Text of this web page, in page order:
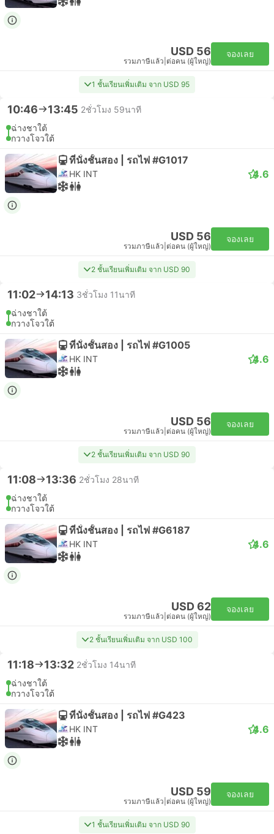
USD 56
รวมภาษีแล้ว ต่อคน (ผู้ใหญ่)
จองเลย
1 ชั้นเรียนเพิ่มเติม จาก USD 95
10:46 13:45 2ชั่วโมง 59นาที
ฉ่างชาใต้
กวางโจวใต้
ที่นั่งชั้นสอง | รถไฟ #G1017
HK INT 4.6
USD 56
รวมภาษีแล้ว ต่อคน (ผู้ใหญ่)
จองเลย
2 ชั้นเรียนเพิ่มเติม จาก USD 90
11:02 14:13 3ชั่วโมง 11นาที
ฉ่างชาใต้
กวางโจวใต้
ที่นั่งชั้นสอง | รถไฟ #G1005
HK INT 4.6
USD 56
รวมภาษีแล้ว ต่อคน (ผู้ใหญ่)
จองเลย
2 ชั้นเรียนเพิ่มเติม จาก USD 90
11:08 13:36 2ชั่วโมง 28นาที
ฉ่างชาใต้
กวางโจวใต้
ที่นั่งชั้นสอง | รถไฟ #G6187
HK INT 4.6
USD 62
รวมภาษีแล้ว ต่อคน (ผู้ใหญ่)
จองเลย
2 ชั้นเรียนเพิ่มเติม จาก USD 100
11:18 13:32 2ชั่วโมง 14นาที
ฉ่างชาใต้
กวางโจวใต้
ที่นั่งชั้นสอง | รถไฟ #G423
HK INT 4.6
USD 59
รวมภาษีแล้ว ต่อคน (ผู้ใหญ่)
จองเลย
1 ชั้นเรียนเพิ่มเติม จาก USD 90